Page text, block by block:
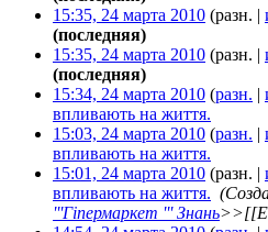
15:35, 24 марта 2010 (разн. |
(последняя)
15:35, 24 марта 2010 (разн. |
(последняя)
15:34, 24 марта 2010 (разн. |
впливають на життя.
15:03, 24 марта 2010 (разн. |
впливають на життя.
15:01, 24 марта 2010 (разн. |
впливають на життя.
'''Гіпермаркет ''' Знань